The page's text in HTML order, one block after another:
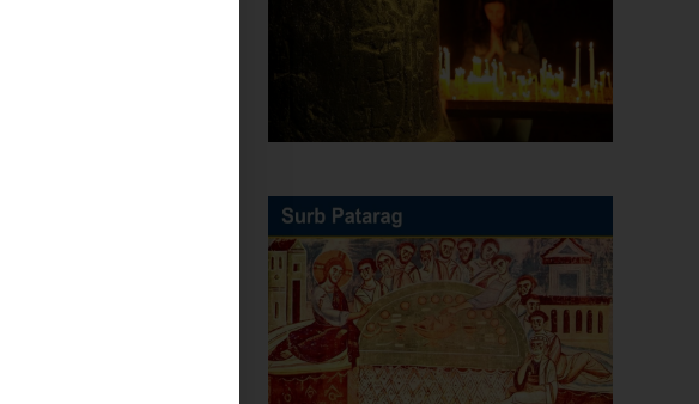
sondern
in jedem
ihre
theologisch
– verstärkt
einer